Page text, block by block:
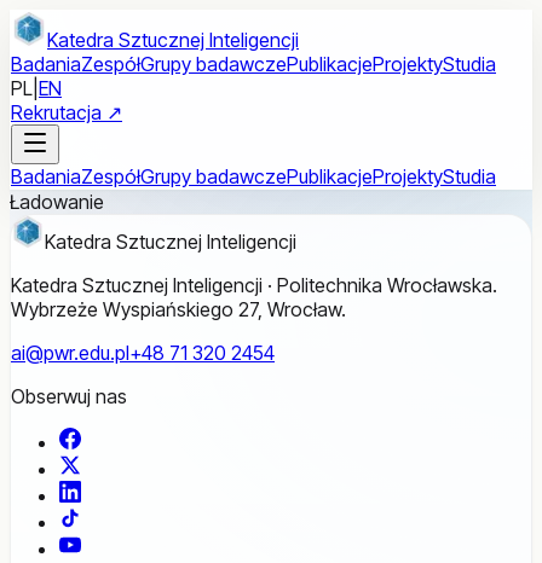
Przejdź do treści głównej
Katedra Sztucznej Inteligencji
BadaniaZespółGrupy badawczePublikacjeProjektyStudia
PL EN
Rekrutacja ↗
BadaniaZespółGrupy badawczePublikacjeProjektyStudia
Ładowanie
Katedra Sztucznej Inteligencji
Katedra Sztucznej Inteligencji · Politechnika Wrocławska.
Wybrzeże Wyspiańskiego 27, Wrocław.
ai@pwr.edu.pl+48 71 320 2454
Obserwuj nas
Facebook
YouTube